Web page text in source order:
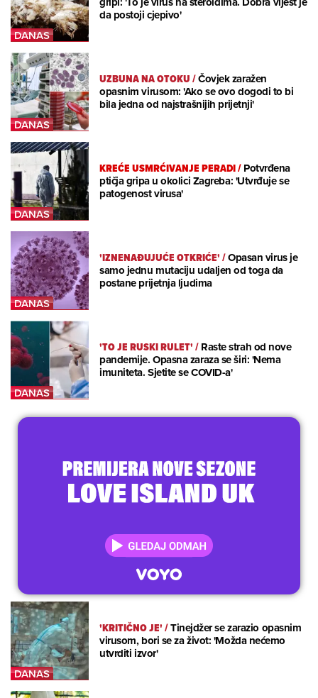
da postoji cjepivo'
UZBUNA NA OTOKU/Čovjek zaražen
opasnim virusom: 'Ako se ovo dogodi to bi
bila jedna od najstrašnijih prijetnji'
KREĆE USMRĆIVANJE PERADI/Potvrđena
ptičja gripa u okolici Zagreba: 'Utvrđuje se
patogenost virusa'
'IZNENAĐUJUĆE OTKRIĆE'/Opasan virus je
samo jednu mutaciju udaljen od toga da
postane prijetnja ljudima
'TO JE RUSKI RULET'/Raste strah od nove
pandemije. Opasna zaraza se širi: 'Nema
imuniteta. Sjetite se COVID-a'
'KRITIČNO JE'/Tinejdžer se zarazio opasnim
virusom, bori se za život: 'Možda nećemo
utvrditi izvor'